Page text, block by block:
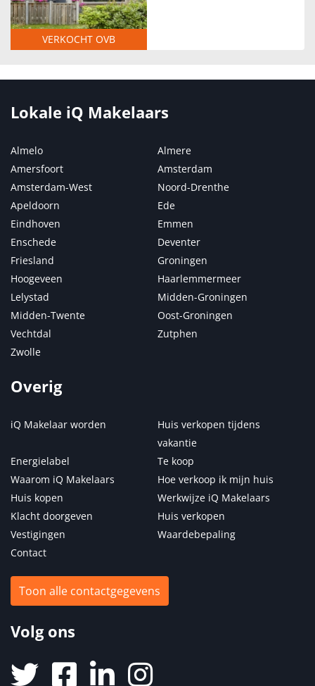
VERKOCHT OVB
Lokale iQ Makelaars
Almelo
Almere
Amersfoort
Amsterdam
Amsterdam-West
Noord-Drenthe
Apeldoorn
Ede
Eindhoven
Emmen
Enschede
Deventer
Friesland
Groningen
Hoogeveen
Haarlemmermeer
Lelystad
Midden-Groningen
Midden-Twente
Oost-Groningen
Vechtdal
Zutphen
Zwolle
Overig
iQ Makelaar worden
Huis verkopen tijdens
vakantie
Energielabel
Te koop
Waarom iQ Makelaars
Hoe verkoop ik mijn huis
Huis kopen
Werkwijze iQ Makelaars
Klacht doorgeven
Huis verkopen
Vestigingen
Waardebepaling
Contact
Toon alle contactgegevens
Volg ons